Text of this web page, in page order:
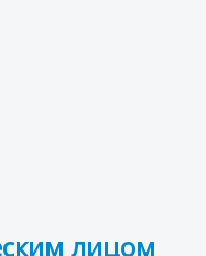
лицом